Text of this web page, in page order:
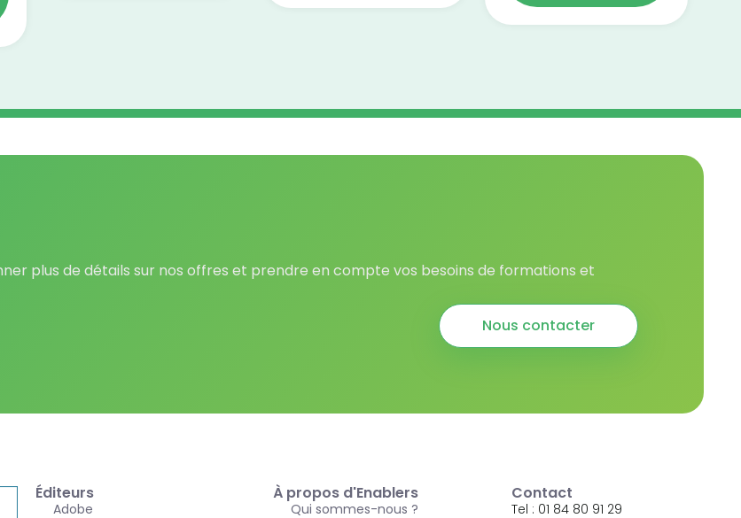
plus de détails sur nos offres et prendre en compte vos besoins de formations et
Nous contacter
Éditeurs
Adobe
À propos d'Enablers
Qui sommes-nous ?
Contact
Tel : 01 84 80 91 29